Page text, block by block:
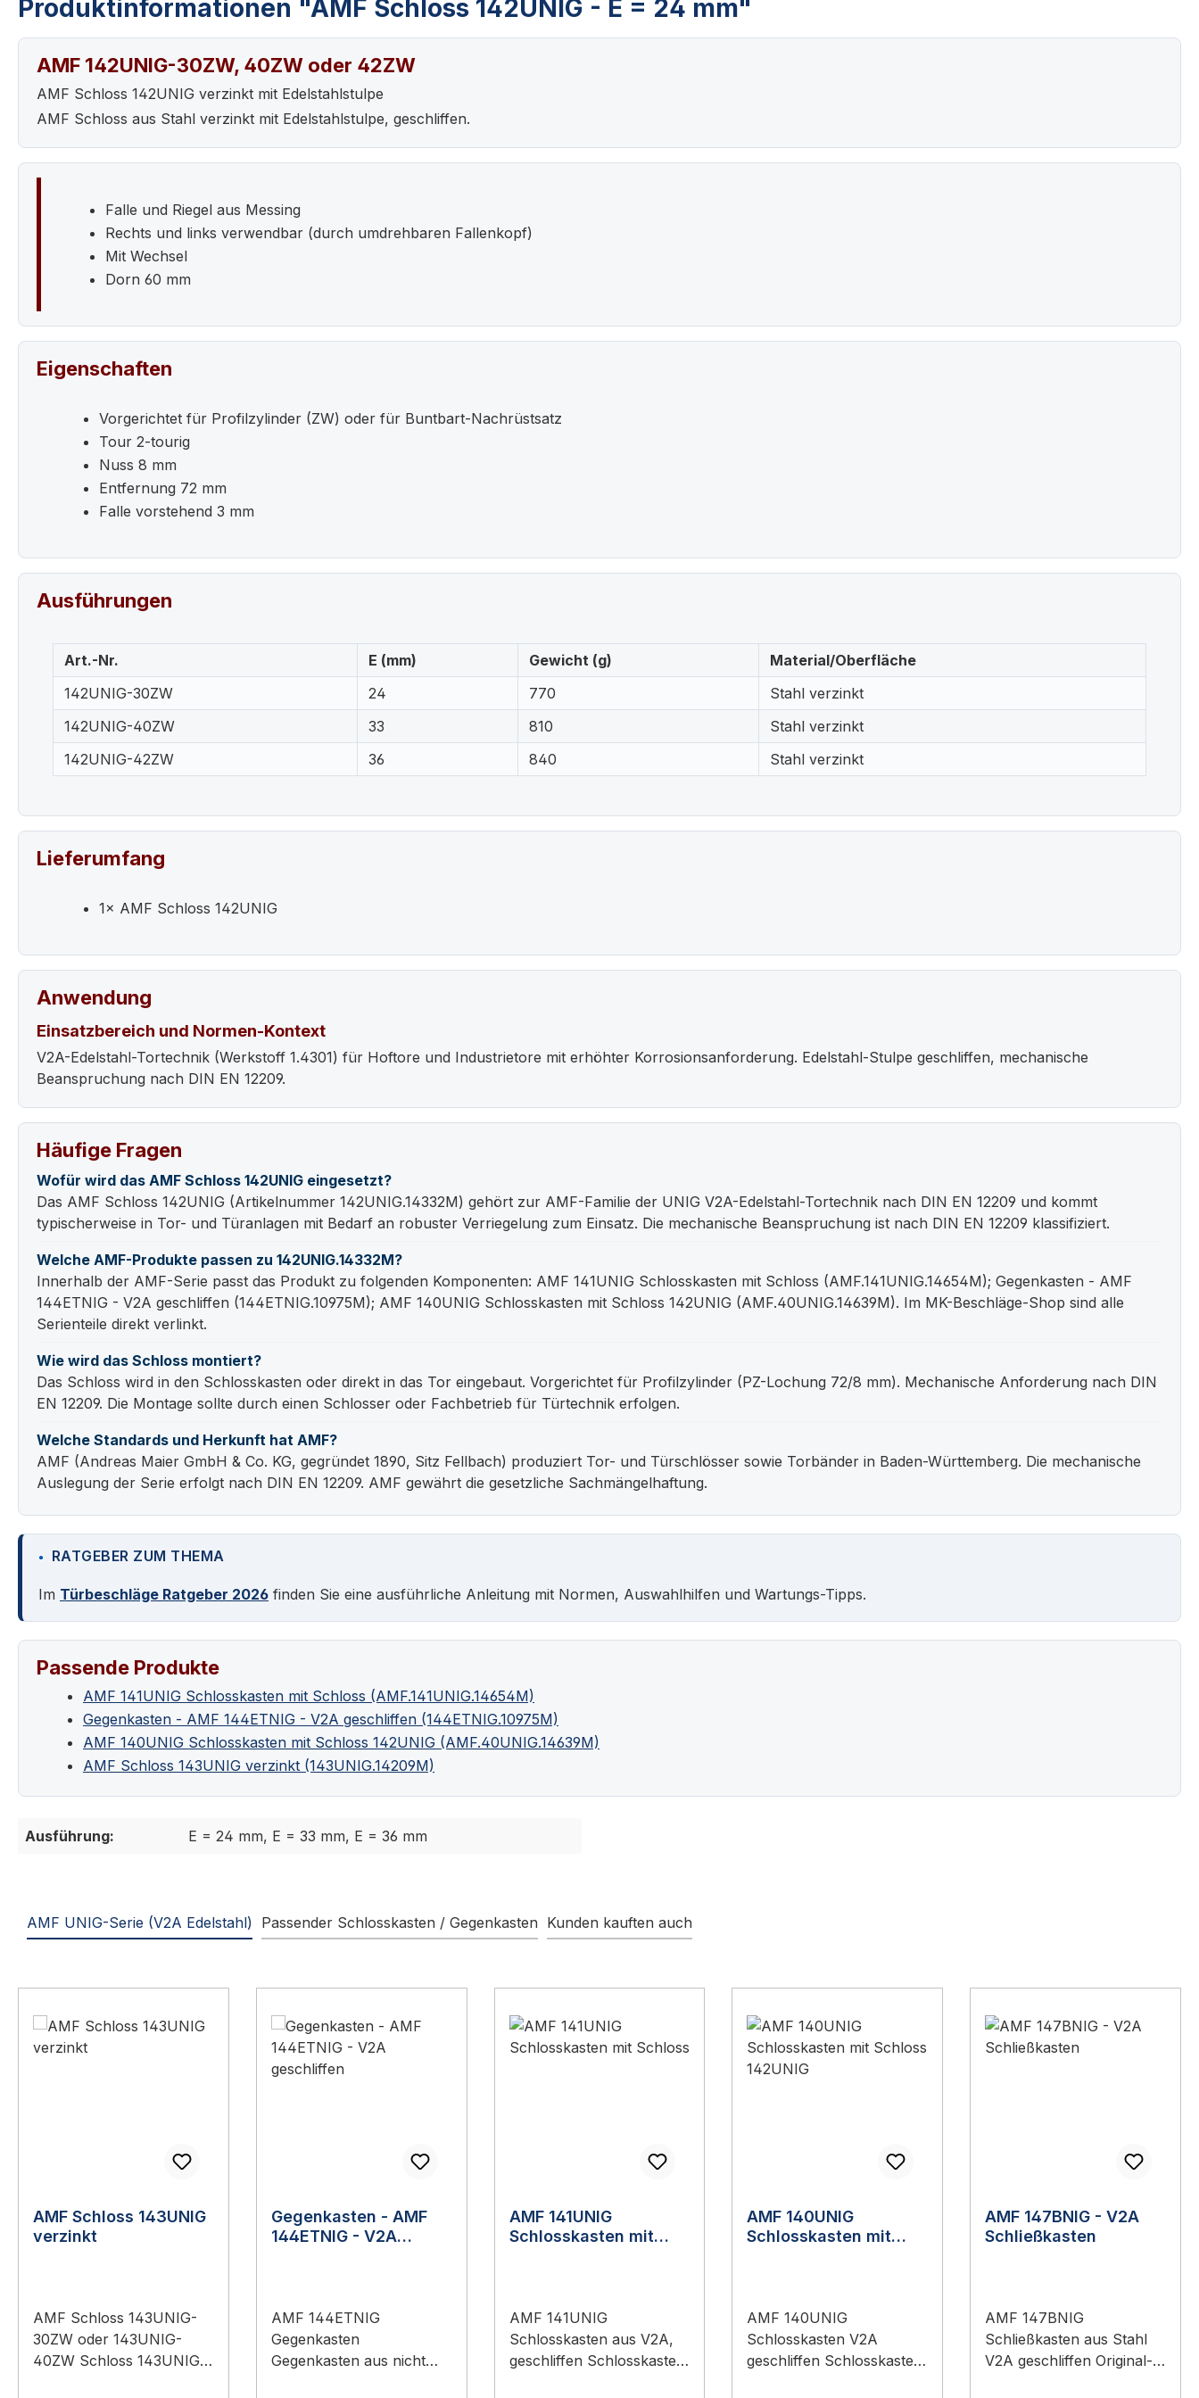
Produktinformationen "AMF Schloss 142UNIG - E = 24 mm"
AMF 142UNIG-30ZW, 40ZW oder 42ZW
AMF Schloss 142UNIG verzinkt mit Edelstahlstulpe
AMF Schloss aus Stahl verzinkt mit Edelstahlstulpe, geschliffen.
Falle und Riegel aus Messing
Rechts und links verwendbar (durch umdrehbaren Fallenkopf)
Mit Wechsel
Dorn 60 mm
Eigenschaften
Vorgerichtet für Profilzylinder (ZW) oder für Buntbart-Nachrüstsatz
Tour 2-tourig
Nuss 8 mm
Entfernung 72 mm
Falle vorstehend 3 mm
Ausführungen
Art.-Nr. E (mm) Gewicht (g)
Material/Oberfläche
142UNIG-30ZW
24 770
Stahl verzinkt
142UNIG-40ZW
33 810
Stahl verzinkt
142UNIG-42ZW
36 840 Stahl verzinkt
Lieferumfang
1× AMF Schloss 142UNIG
Anwendung
Einsatzbereich und Normen-Kontext
V2A-Edelstahl-Tortechnik (Werkstoff 1.4301) für Hoftore und Industrietore mit erhöhter Korrosionsanforderung. Edelstahl-Stulpe geschliffen, mechanische
Beanspruchung nach DIN EN 12209.
Häufige Fragen
Wofür wird das AMF Schloss 142UNIG eingesetzt?
Das AMF Schloss 142UNIG (Artikelnummer 142UNIG.14332M) gehört zur AMF-Familie der UNIG V2A-Edelstahl-Tortechnik nach DIN EN 12209 und kommt
typischerweise in Tor- und Türanlagen mit Bedarf an robuster Verriegelung zum Einsatz. Die mechanische Beanspruchung ist nach DIN EN 12209 klassifiziert.
Welche AMF-Produkte passen zu 142UNIG.14332M?
Innerhalb der AMF-Serie passt das Produkt zu folgenden Komponenten: AMF 141UNIG Schlosskasten mit Schloss (AMF.141UNIG.14654M); Gegenkasten - AMF
144ETNIG - V2A geschliffen (144ETNIG.10975M); AMF 140UNIG Schlosskasten mit Schloss 142UNIG (AMF.40UNIG.14639M). Im MK-Beschläge-Shop sind alle
Serienteile direkt verlinkt.
Wie wird das Schloss montiert?
Das Schloss wird in den Schlosskasten oder direkt in das Tor eingebaut. Vorgerichtet für Profilzylinder (PZ-Lochung 72/8 mm). Mechanische Anforderung nach DIN
EN 12209. Die Montage sollte durch einen Schlosser oder Fachbetrieb für Türtechnik erfolgen.
Welche Standards und Herkunft hat AMF?
AMF (Andreas Maier GmbH & Co. KG, gegründet 1890, Sitz Fellbach) produziert Tor- und Türschlösser sowie Torbänder in Baden-Württemberg. Die mechanische
Auslegung der Serie erfolgt nach DIN EN 12209. AMF gewährt die gesetzliche Sachmängelhaftung.
RATGEBER ZUM THEMA
Im Türbeschläge Ratgeber 2026 finden Sie eine ausführliche Anleitung mit Normen, Auswahlhilfen und Wartungs-Tipps.
Passende Produkte
AMF 141UNIG Schlosskasten mit Schloss (AMF.141UNIG.14654M)
Gegenkasten - AMF 144ETNIG - V2A geschliffen (144ETNIG.10975M)
AMF 140UNIG Schlosskasten mit Schloss 142UNIG (AMF.40UNIG.14639M)
AMF Schloss 143UNIG verzinkt (143UNIG.14209M)
Ausführung: E = 24 mm, E = 33 mm, E = 36 mm
AMF UNIG-Serie (V2A Edelstahl) Passender Schlosskasten / Gegenkasten Kunden kauften auch
AMF Schloss 143UNIG
verzinkt
AMF Schloss 143UNIG-
30ZW oder 143UNIG-
40ZW Schloss 143UNIG-
Gegenkasten - AMF
144ETNIG - V2A
AMF 144ETNIG
Gegenkasten
Gegenkasten aus nicht
AMF 141UNIG
Schlosskasten mit
AMF 141UNIG
Schlosskasten aus V2A,
geschliffen Schlosskasten
AMF 140UNIG
Schlosskasten mit
AMF 140UNIG
Schlosskasten V2A
geschliffen Schlosskasten
AMF 147BNIG - V2A
Schließkasten
AMF 147BNIG
Schließkasten aus Stahl
V2A geschliffen Original-